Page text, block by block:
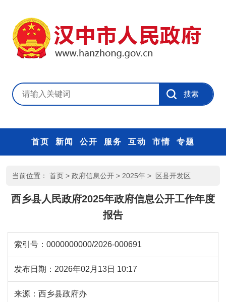
首页 新闻 公开 服务 互动 市情 专题
当前位置： 首页 > 政府信息公开 > 2025年 > 区县开发区
西乡县人民政府2025年政府信息公开工作年度
报告
索引号： 0000000000/2026-000691
发布日期： 2026年02月13日 10:17
来源： 西乡县政府办